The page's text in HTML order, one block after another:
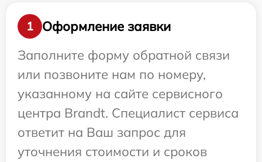
1
Оформление заявки
Заполните форму обратной связи
или позвоните нам по номеру,
указанному на сайте сервисного
центра Brandt. Специалист сервиса
ответит на Ваш запрос для
уточнения стоимости и сроков